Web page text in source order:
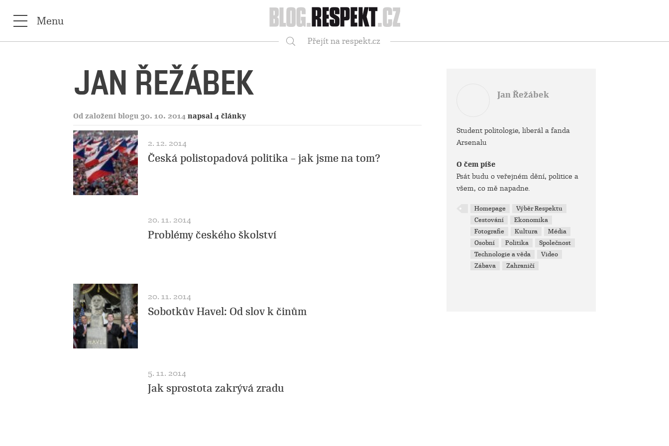
Respekt
Menu
Přejít na respekt.cz
JAN ŘEŽÁBEK
Od založení blogu 30. 10. 2014 napsal 4 články
2. 12. 2014
Česká polistopadová politika – jak jsme na tom?
20. 11. 2014
Problémy českého školství
20. 11. 2014
Sobotkův Havel: Od slov k činům
5. 11. 2014
Jak sprostota zakrývá zradu
Jan Řežábek
Student politologie, liberál a fanda
Arsenalu
O čem píše
Psát budu o veřejném dění, politice a
všem, co mě napadne.
Homepage
Výběr Respektu
Cestování
Ekonomika
Fotografie
Kultura
Média
Osobní
Politika
Společnost
Technologie a věda
Video
Zábava
Zahraničí